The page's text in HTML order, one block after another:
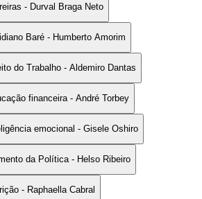
- Durval Braga Neto
Baré - Humberto Amorim
do Trabalho - Aldemiro Dantas
financeira - André Torbey
emocional - Gisele Oshiro
da Política - Helso Ribeiro
- Raphaella Cabral